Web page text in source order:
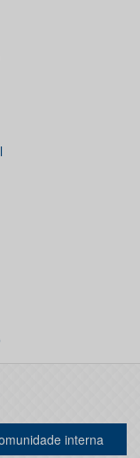
interna